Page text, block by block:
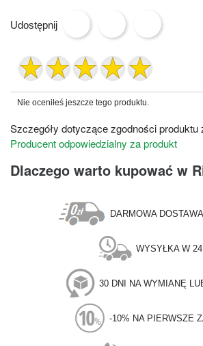
Udostępnij
Nie oceniłeś jeszcze tego produktu.
Szczegóły dotyczące zgodności produktu
Producent odpowiedzialny za produkt
Dlaczego warto kupować w
DARMOWA
WYSYŁKA W
30 DNI NA WYMIANĘ
-10% NA PIERWSZE